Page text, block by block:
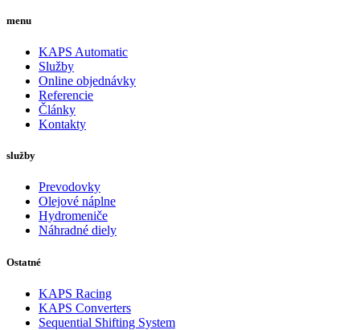
menu
KAPS Automatic
Služby
Online objednávky
Referencie
Články
Kontakty
služby
Prevodovky
Olejové náplne
Hydromeniče
Náhradné diely
Ostatné
KAPS Racing
KAPS Converters
Sequential Shifting System